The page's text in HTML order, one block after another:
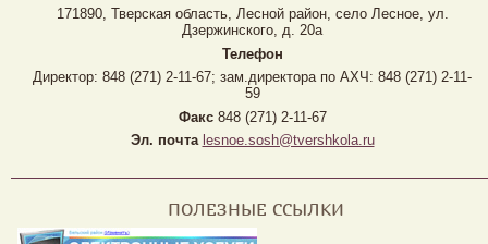
171890, Тверская область, Лесной район, село Лесное, ул.
Дзержинского, д. 20а
Телефон
Директор: 848 (271) 2-11-67; зам.директора по АХЧ: 848 (271) 2-11-
59
Факс848 (271) 2-11-67
Эл. почта lesnoe.sosh@tvershkola.ru
ПОЛЕЗНЫЕ ССЫЛКИ